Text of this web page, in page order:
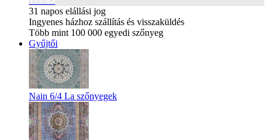
31 napos elállási jog
Ingyenes házhoz szállítás és visszaküldés
Több mint 100 000 egyedi szőnyeg
Gyűjtői
Nain 6/4 La szőnyegek